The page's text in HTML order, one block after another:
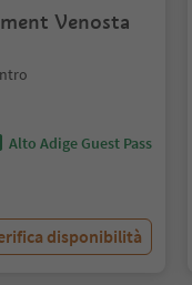
Venosta
Alto Adige Guest Pass
disponibilità